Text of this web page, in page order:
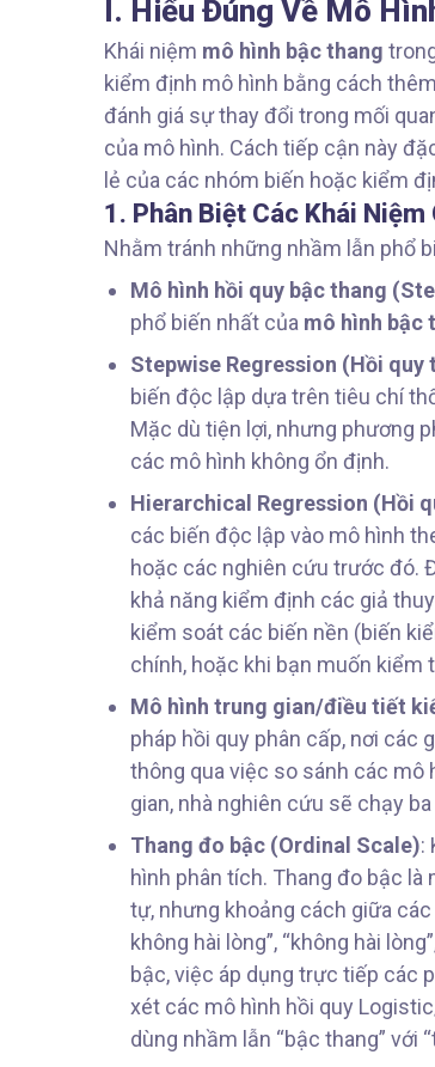
I. Hiểu Đúng Về Mô
Khái niệm mô hình bậc thang
kiểm định mô hình bằng cách
đánh giá sự thay đổi trong mối
của mô hình. Cách tiếp cận này
lẻ của các nhóm biến hoặc kiểm
1. Phân Biệt Các Khái
Nhằm tránh những nhầm lẫn phổ
Mô hình hồi quy bậc thang
phổ biến nhất của mô hình bậc
Stepwise Regression (Hồi
biến độc lập dựa trên tiêu chí
Mặc dù tiện lợi, nhưng phương
các mô hình không ổn định.
Hierarchical Regression (Hồi
các biến độc lập vào mô hình
hoặc các nghiên cứu trước đó.
khả năng kiểm định các giả
kiểm soát các biến nền (biến
chính, hoặc khi bạn muốn kiểm
Mô hình trung gian/điều tiết
pháp hồi quy phân cấp, nơi
thông qua việc so sánh các mô
gian, nhà nghiên cứu sẽ chạy
Thang đo bậc (Ordinal Scale):
hình phân tích. Thang đo bậc
tự, nhưng khoảng cách giữa
không hài lòng”, “không hài
bậc, việc áp dụng trực tiếp các
xét các mô hình hồi quy
dùng nhầm lẫn “bậc thang” với